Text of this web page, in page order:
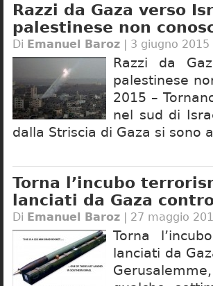
Razzi da Gaza verso
palestinese non
Di Emanuel Baroz | 3 giugno 2015
Razzi da
palestinese
2015 –
nel sud di
dalla Striscia di Gaza si
Torna l’incubo
lanciati da Gaza
Di Emanuel Baroz | 27 maggio
Torna
lanciati da